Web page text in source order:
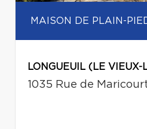
MAISON DE PLAIN-
LONGUEUIL (LE VIEUX-
1035 Rue de